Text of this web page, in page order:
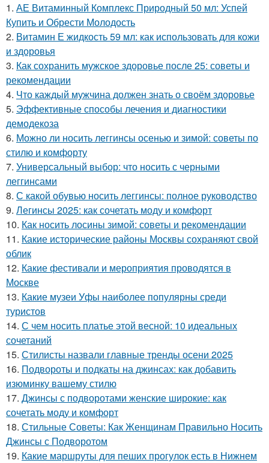
1. АЕ Витаминный Комплекс Природный 50 мл: Успей
Купить и Обрести Молодость
2. Витамин Е жидкость 59 мл: как использовать для кожи
и здоровья
3. Как сохранить мужское здоровье после 25: советы и
рекомендации
4. Что каждый мужчина должен знать о своём здоровье
5. Эффективные способы лечения и диагностики
демодекоза
6. Можно ли носить леггинсы осенью и зимой: советы по
стилю и комфорту
7. Универсальный выбор: что носить с черными
леггинсами
8. С какой обувью носить леггинсы: полное руководство
9. Легинсы 2025: как сочетать моду и комфорт
10. Как носить лосины зимой: советы и рекомендации
11. Какие исторические районы Москвы сохраняют свой
облик
12. Какие фестивали и мероприятия проводятся в
Москве
13. Какие музеи Уфы наиболее популярны среди
туристов
14. С чем носить платье этой весной: 10 идеальных
сочетаний
15. Стилисты назвали главные тренды осени 2025
16. Подвороты и подкаты на джинсах: как добавить
изюминку вашему стилю
17. Джинсы с подворотами женские широкие: как
сочетать моду и комфорт
18. Стильные Советы: Как Женщинам Правильно Носить
Джинсы с Подворотом
19. Какие маршруты для пеших прогулок есть в Нижнем